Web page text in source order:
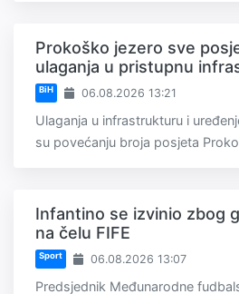
Prokoško jezero sve
ulaganja u pristupnu
BiH 06.08.2026 13:21
Ulaganja u infrastrukturu i
su povećanju broja posjeta
Infantino se izvinio zbog
na čelu FIFE
Sport 06.08.2026 13:07
Predsjednik Međunarodne